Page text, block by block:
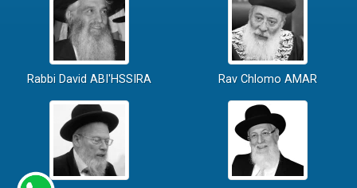
Rabbi David ABI'HSSIRA Rav Chlomo AMAR